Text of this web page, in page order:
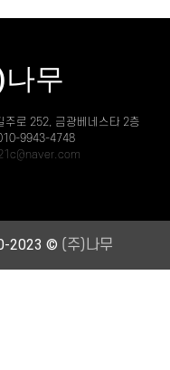
무
주로 252, 금광베네스타 2층
9943-4748
2023 © (주)나무